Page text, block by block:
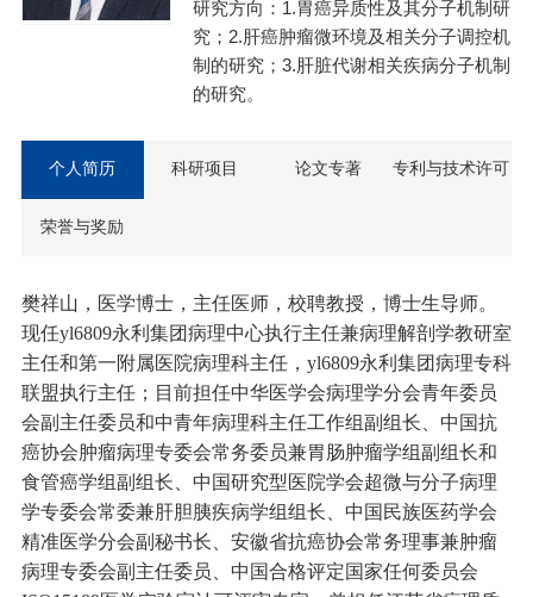
研究方向：1.胃癌异质性及其分子机制研
究；2.肝癌肿瘤微环境及相关分子调控机
制的研究；3.肝脏代谢相关疾病分子机制
的研究。
个人简历 科研项目 论文专著 专利与技术许可
荣誉与奖励
樊祥山， 医学博士， 主任医师， 校聘教授，博士生导师。
现任yl6809永利集团病理中心执行主任兼病理解剖学教研室
主任和第一附属医院病理科主任，yl6809永利集团病理专科
联盟执行主任；目前担任中华医学会病理学分会青年委员
会副主任委员和中青年病理科主任工作组副组长 、中国抗
癌协会肿瘤病理专委会常务委员兼胃肠肿瘤学组副组长和
食管癌学组副组长、中国研究型医院学会超微与分子病理
学专委会常委兼肝胆胰疾病学组组长 、中国民族医药学会
精准医学分会副秘书长、安徽省抗癌协会常务理事兼肿瘤
病理专委会副主任委员、中国合格评定国家任何委员会